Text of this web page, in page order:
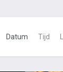
Datum Tijd